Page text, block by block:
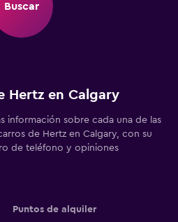
Buscar
Hertz en Calgary
información sobre cada una de las
de Hertz en Calgary, con su
de teléfono y opiniones
Puntos de alquiler